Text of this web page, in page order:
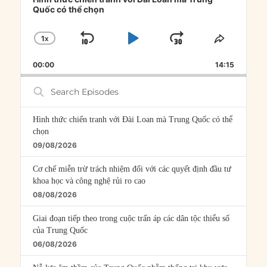
Quốc có thể chọn
CHANGE
RATE
1X
SKIP
PLAYJUMP
FORWARD
SHARE
00:00 14:15
Search
Episodes
Hình thức chiến tranh với Đài Loan mà Trung Quốc có thể
chọn
09/08/2026
Cơ chế miễn trừ trách nhiệm đối với các quyết định đầu tư
khoa học và công nghệ rủi ro cao
08/08/2026
Giai đoạn tiếp theo trong cuộc trấn áp các dân tộc thiểu số
của Trung Quốc
06/08/2026